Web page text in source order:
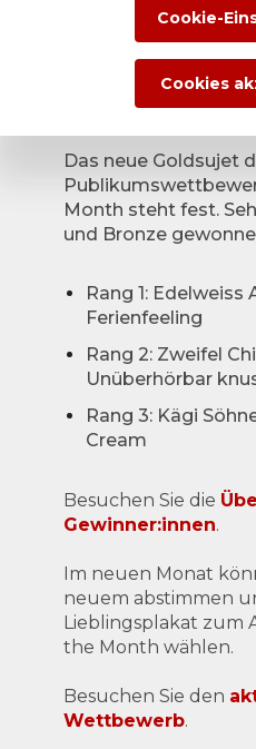
stehen
3. Juli 2025
Das neue Goldsujet
Month steht fest.
und Bronze
Rang 1: Edelweiss
Ferienfeeling
Rang 2: Zweifel
Unüberhörbar
Rang 3: Kägi
Cream
Besuchen Sie die
Gewinner:innen.
Im neuen Monat
neuem abstimmen
Lieblingsplakat zum
the Month wählen.
Besuchen Sie den
Wettbewerb.
Cookie-
Cookies